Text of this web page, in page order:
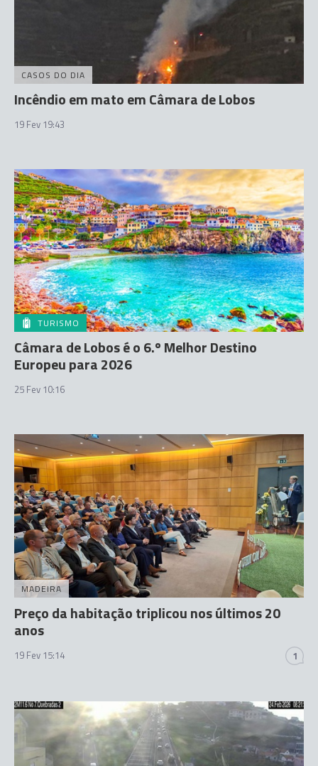
CASOS DO DIA
Incêndio em mato em Câmara de Lobos
19 Fev 19:43
TURISMO
Câmara de Lobos é o 6.º Melhor Destino
Europeu para 2026
25 Fev 10:16
MADEIRA
Preço da habitação triplicou nos últimos 20
anos
19 Fev 15:14 1